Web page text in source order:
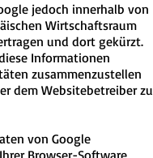
jedoch innerhalb von
Wirtschaftsraum
und dort gekürzt.
Informationen
zusammenzustellen
dem Websitebetreiber zu
von Google
Browser-Software